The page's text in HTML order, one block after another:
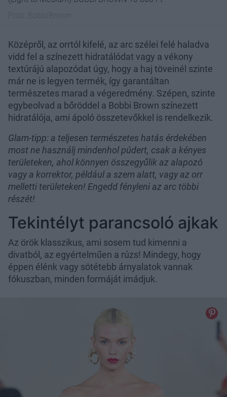
Középről, az orrtól kifelé, az arc szélei felé haladva
vidd fel a színezett hidratálódat vagy a vékony
textúrájú alapozódat úgy, hogy a haj töveinél szinte
már ne is legyen termék, így garantáltan
természetes marad a végeredmény. Szépen, szinte
egybeolvad a bőröddel a Bobbi Brown színezett
hidratálója, ami ápoló összetevőkkel is rendelkezik.
Glam-tipp: a teljesen természetes hatás érdekében
most ne használj mindenhol púdert, csak a kényes
területeken, ahol könnyen összegyűlik az alapozó
vagy a korrektor, például a szem alatt, vagy az orr
melletti területeken! Engedd fényleni az arc többi
részét!
Tekintélyt parancsoló ajkak
Az örök klasszikus, ami sosem tud kimenni a
divatból, az egyértelműen a rúzs! Mindegy, hogy
éppen élénk vagy sötétebb árnyalatok vannak
fókuszban, minden formáját imádjuk.